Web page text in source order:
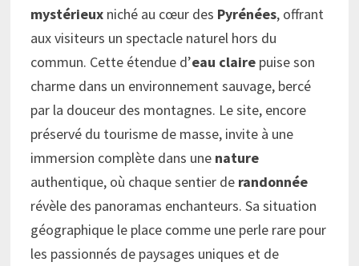
mystérieux niché au cœur des Pyrénées, offrant
aux visiteurs un spectacle naturel hors du
commun. Cette étendue d’eau claire puise son
charme dans un environnement sauvage, bercé
par la douceur des montagnes. Le site, encore
préservé du tourisme de masse, invite à une
immersion complète dans une nature
authentique, où chaque sentier de randonnée
révèle des panoramas enchanteurs. Sa situation
géographique le place comme une perle rare pour
les passionnés de paysages uniques et de